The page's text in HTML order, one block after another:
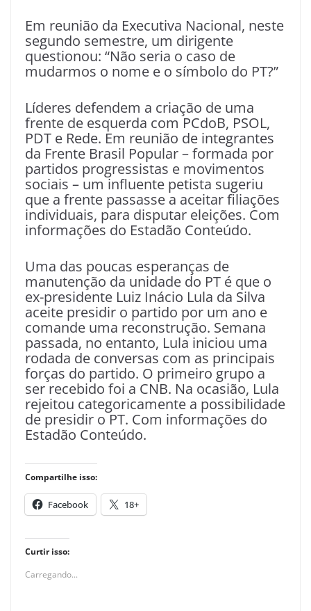
Em reunião da Executiva Nacional, neste
segundo semestre, um dirigente
questionou: “Não seria o caso de
mudarmos o nome e o símbolo do PT?”
Líderes defendem a criação de uma
frente de esquerda com PCdoB, PSOL,
PDT e Rede. Em reunião de integrantes
da Frente Brasil Popular – formada por
partidos progressistas e movimentos
sociais – um influente petista sugeriu
que a frente passasse a aceitar filiações
individuais, para disputar eleições. Com
informações do Estadão Conteúdo.
Uma das poucas esperanças de
manutenção da unidade do PT é que o
ex-presidente Luiz Inácio Lula da Silva
aceite presidir o partido por um ano e
comande uma reconstrução. Semana
passada, no entanto, Lula iniciou uma
rodada de conversas com as principais
forças do partido. O primeiro grupo a
ser recebido foi a CNB. Na ocasião, Lula
rejeitou categoricamente a possibilidade
de presidir o PT. Com informações do
Estadão Conteúdo.
Compartilhe isso:
Facebook 18+
Curtir isso:
Carregando...